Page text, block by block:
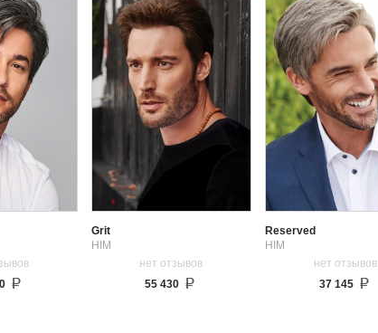
Grit
HIM
нет отзывов
55 430
Reserved
HIM
нет отзывов
37 145